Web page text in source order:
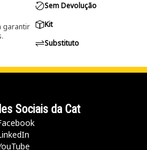
garantir
Sem Devolução
Kit
Substituto
Sociais da Cat